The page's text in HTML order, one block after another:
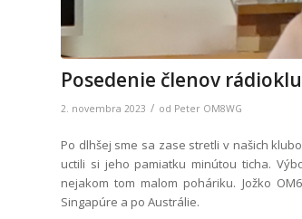
Posedenie členov
2. novembra 2023 / od Peter OM8WG
Po dlhšej sme sa zase stretli v našich
uctili si jeho pamiatku minútou ticha.
nejakom tom malom poháriku. Jožko
Singapúre a po Austrálie.